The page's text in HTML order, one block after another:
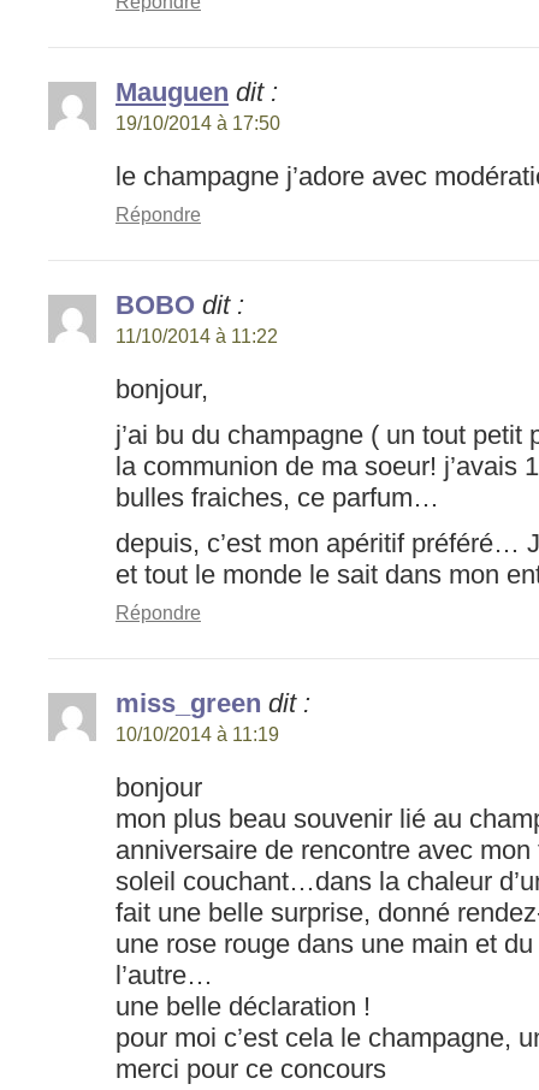
Mauguen dit :
19/10/2014 à 17:50
le champagne j’adore avec
Répondre
BOBO dit :
11/10/2014 à 11:22
bonjour,
j’ai bu du champagne ( un tout petit
la communion de ma soeur! j’avais
bulles fraiches, ce parfum…
depuis, c’est mon apéritif préféré…
et tout le monde le sait dans mon
Répondre
miss_green dit :
10/10/2014 à 11:19
bonjour
mon plus beau souvenir lié au
anniversaire de rencontre avec
soleil couchant…dans la chaleur
fait une belle surprise, donné
une rose rouge dans une main et
l’autre…
une belle déclaration !
pour moi c’est cela le champagne,
merci pour ce concours